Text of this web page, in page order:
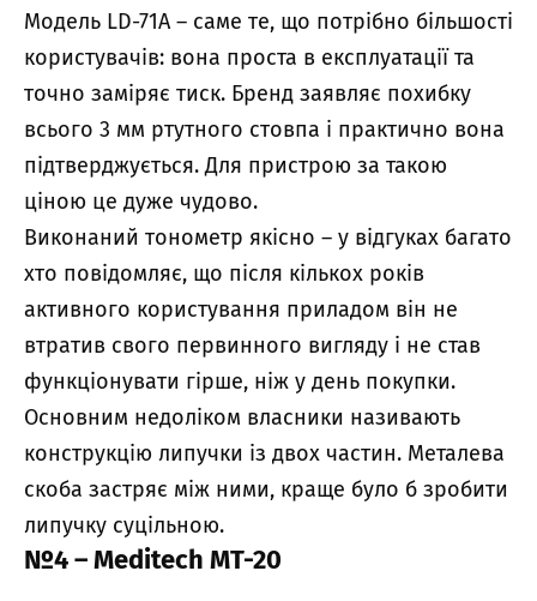
Модель LD-71A – саме те, що потрібно більшості
користувачів: вона проста в експлуатації та
точно заміряє тиск. Бренд заявляє похибку
всього 3 мм ртутного стовпа і практично вона
підтверджується. Для пристрою за такою
ціною це дуже чудово.
Виконаний тонометр якісно – у відгуках багато
хто повідомляє, що після кількох років
активного користування приладом він не
втратив свого первинного вигляду і не став
функціонувати гірше, ніж у день покупки.
Основним недоліком власники називають
конструкцію липучки із двох частин. Металева
скоба застряє між ними, краще було б зробити
липучку суцільною.
№4 – Meditech MT-20